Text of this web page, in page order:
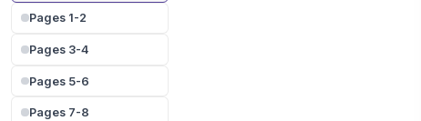
Pages 1-2
Pages 3-4
Pages 5-6
Pages 7-8